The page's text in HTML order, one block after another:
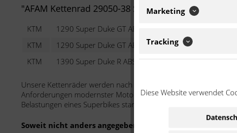
"AFAM Kettenrad 29050-38 STAHL #525 38 Zähne
KTM 1290 Super Duke GT ABS
KTM
1290 Super Duke GT ABS 1301 ccm
KTM
1390 Super Duke R ABS 1390 ccm
Unsere Kettenräder werden nach den größtmöglichen
Anforderungen modernster Motorräder gerecht zu werden.
Belastungen eines Superbikes stand.
Soweit nicht anders angegeben: Bei der angebotenen
Marketing
Tracking
Diese Website verwendet